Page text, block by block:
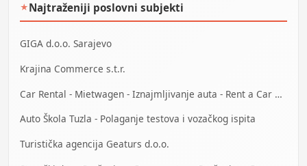
★Najtraženiji poslovni subjekti
GIGA d.o.o. Sarajevo
Krajina Commerce s.t.r.
Car Rental - Mietwagen - Iznajmljivanje auta - Rent a Car Mostar
Auto Škola Tuzla - Polaganje testova i vozačkog ispita
Turistička agencija Geaturs d.o.o.